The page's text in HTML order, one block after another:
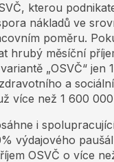
kterou
nákladů ve
poměru.
hrubý měsíční
„OSVČ“ jen
a
více než 1 600
i
výdajového
OSVČ o více